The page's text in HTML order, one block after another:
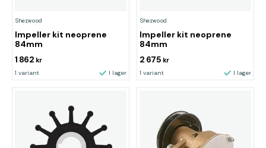
Sherwood
Impeller kit neoprene
84mm
1 862 kr
1 variant I lager
Sherwood
Impeller kit neoprene
84mm
2 675 kr
1 variant I lager